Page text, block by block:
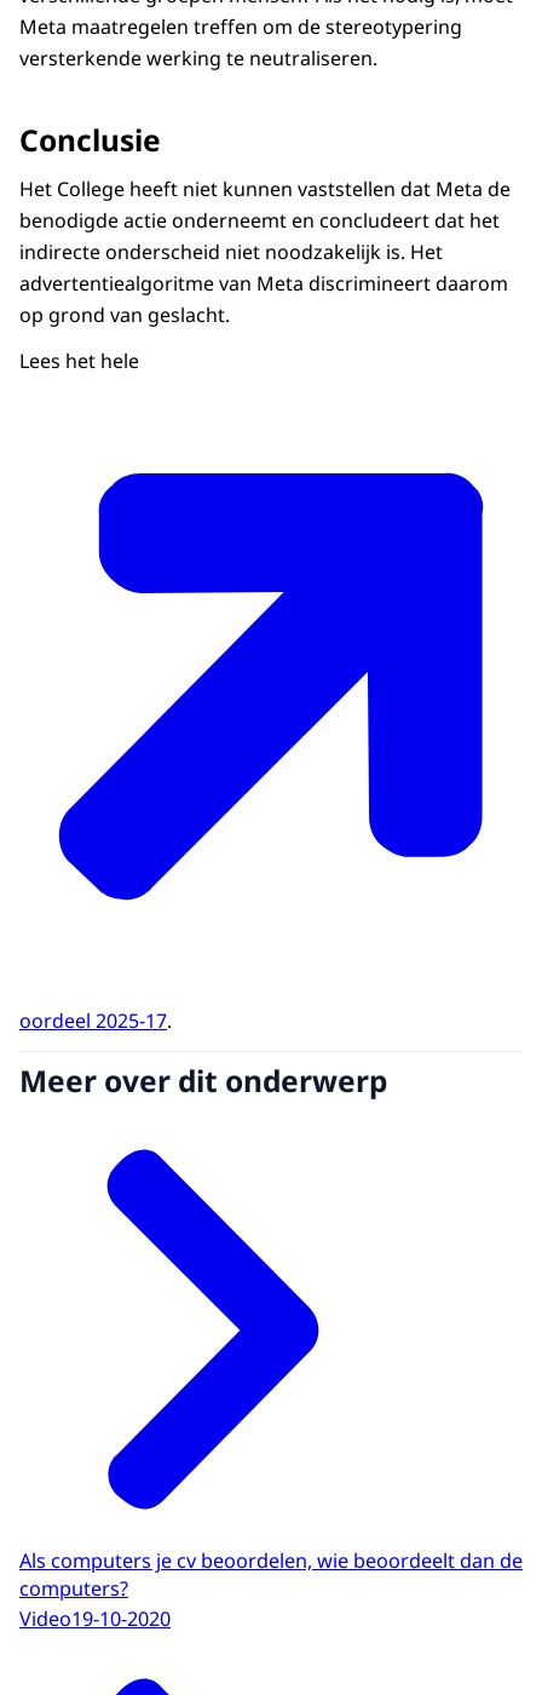
Meta maatregelen treffen om de stereotypering
versterkende werking te neutraliseren.
Conclusie
Het College heeft niet kunnen vaststellen dat Meta de
benodigde actie onderneemt en concludeert dat het
indirecte onderscheid niet noodzakelijk is. Het
advertentiealgoritme van Meta discrimineert daarom
op grond van geslacht.
Lees het hele
oordeel 2025-17.
Meer over dit onderwerp
Als computers je cv beoordelen, wie beoordeelt dan de
computers?
Video19-10-2020